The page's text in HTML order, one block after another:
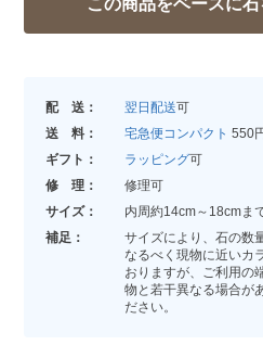
配 送： 翌日配送可
送 料：
宅急便コンパクト 550
ギフト：
ラッピング可
修 理：
修理可
サイズ：
内周約14cm～18cmま
補足：
サイズにより、石の数
なるべく現物に近いカ
おりますが、ご利用の
物と若干異なる場合が
ださい。